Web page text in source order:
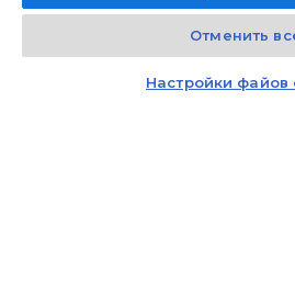
Kontakt
Отменить
Настройки файов